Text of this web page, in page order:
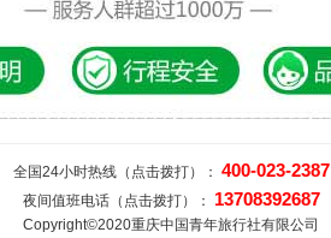
全国24小时热线（点击拨打）： 400-023-2387
夜间值班电话（点击拨打）： 13708392687
Copyright©2020重庆中国青年旅行社有限公司